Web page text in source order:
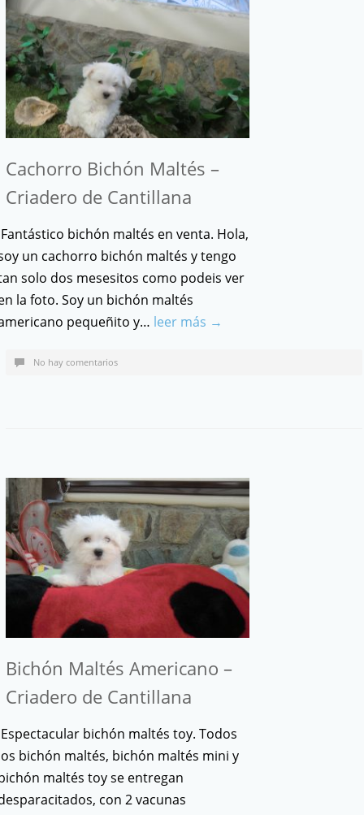
Cachorro Bichón Maltés –
Criadero de Cantillana
bichón maltés en venta. Hola,
un cachorro bichón maltés y tengo
solo dos mesesitos como podeis ver
la foto. Soy un bichón maltés
pequeñito y… leer más →
No hay comentarios
Bichón Maltés Americano –
Criadero de Cantillana
bichón maltés toy. Todos
bichón maltés, bichón maltés mini y
maltés toy se entregan
con 2 vacunas